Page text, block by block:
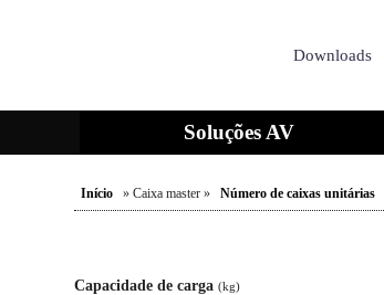
Downloads
Soluções AV
Início » Caixa master » Número de caixas unitárias
Capacidade de carga(kg)